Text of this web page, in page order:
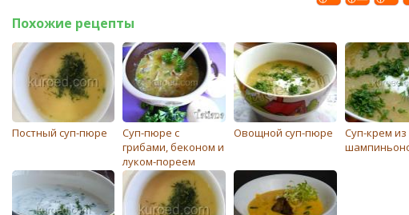
Похожие рецепты
Постный суп-пюре
Суп-пюре с
грибами, беконом и
луком-пореем
Овощной суп-пюре
Суп-крем из